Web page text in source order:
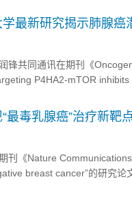
最新研究揭示肺腺癌
锋共同通讯在期刊《
P4HA2-mTOR
最毒乳腺癌”治疗新靶
刊《Nature
breast cancer”的研究论